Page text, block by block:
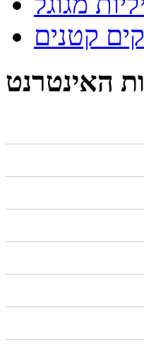
קטנים
האינטרנט